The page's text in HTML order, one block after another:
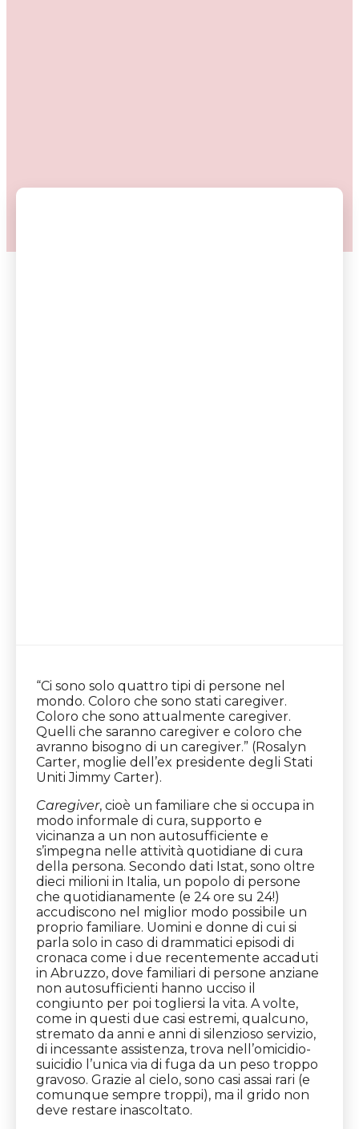
“Ci sono solo quattro tipi di persone nel
mondo. Coloro che sono stati caregiver.
Coloro che sono attualmente caregiver.
Quelli che saranno caregiver e coloro che
avranno bisogno di un caregiver.” (Rosalyn
Carter, moglie dell’ex presidente degli Stati
Uniti Jimmy Carter).
Caregiver, cioè un familiare che si occupa in
modo informale di cura, supporto e
vicinanza a un non autosufficiente e
s’impegna nelle attività quotidiane di cura
della persona. Secondo dati Istat, sono oltre
dieci milioni in Italia, un popolo di persone
che quotidianamente (e 24 ore su 24!)
accudiscono nel miglior modo possibile un
proprio familiare. Uomini e donne di cui si
parla solo in caso di drammatici episodi di
cronaca come i due recentemente accaduti
in Abruzzo, dove familiari di persone anziane
non autosufficienti hanno ucciso il
congiunto per poi togliersi la vita. A volte,
come in questi due casi estremi, qualcuno,
stremato da anni e anni di silenzioso servizio,
di incessante assistenza, trova nell’omicidio-
suicidio l’unica via di fuga da un peso troppo
gravoso. Grazie al cielo, sono casi assai rari (e
comunque sempre troppi), ma il grido non
deve restare inascoltato.